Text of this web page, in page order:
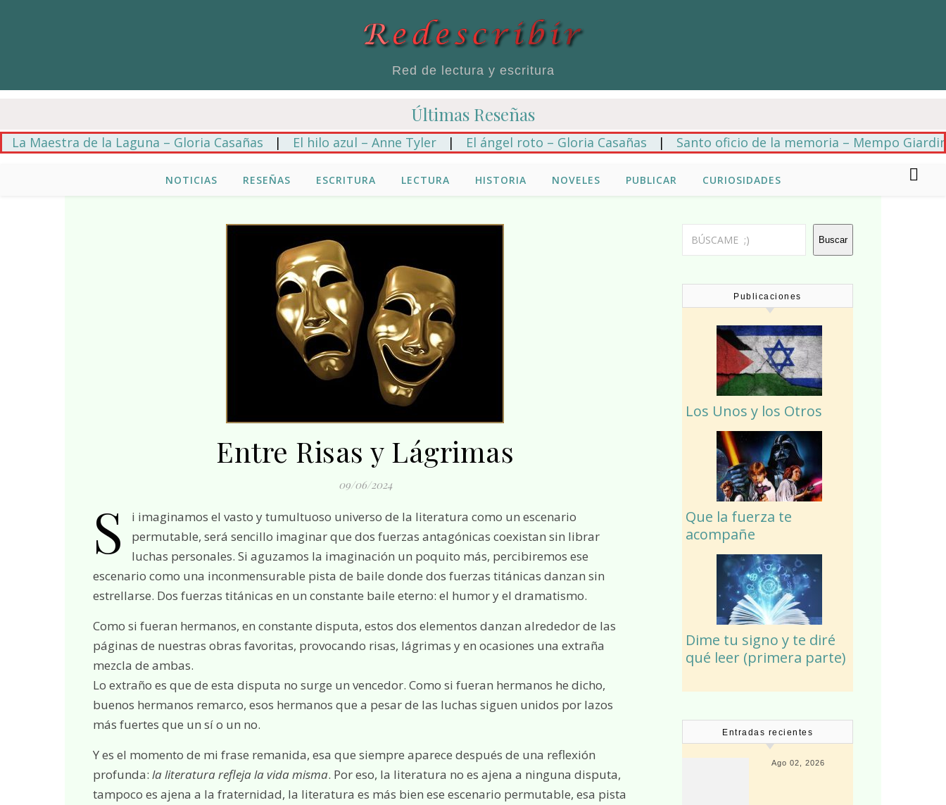
Red de lectura y escritura
Últimas Reseñas
de la Laguna – Gloria Casañas | El hilo azul – Anne Tyler | El ángel roto – Gloria Casañas | Santo oficio de la memoria – Mempo Giardinelli |
NOTICIAS RESEÑAS ESCRITURA LECTURA HISTORIA NOVELES PUBLICAR CURIOSIDADES
Entre Risas y Lágrimas
09/06/2024
S
i imaginamos el vasto y tumultuoso universo de la literatura como un escenario
permutable, será sencillo imaginar que dos fuerzas antagónicas coexistan sin librar
luchas personales. Si aguzamos la imaginación un poquito más, percibiremos ese
escenario como una inconmensurable pista de baile donde dos fuerzas titánicas danzan sin
estrellarse. Dos fuerzas titánicas en un constante baile eterno: el humor y el dramatismo.
Como si fueran hermanos, en constante disputa, estos dos elementos danzan alrededor de las
páginas de nuestras obras favoritas, provocando risas, lágrimas y en ocasiones una extraña
mezcla de ambas.
Lo extraño es que de esta disputa no surge un vencedor. Como si fueran hermanos he dicho,
buenos hermanos remarco, esos hermanos que a pesar de las luchas siguen unidos por lazos
más fuertes que un sí o un no.
Y es el momento de mi frase remanida, esa que siempre aparece después de una reflexión
profunda: la literatura refleja la vida misma. Por eso, la literatura no es ajena a ninguna disputa,
tampoco es ajena a la fraternidad, la literatura es más bien ese escenario permutable, esa pista
Buscar
Buscar
Publicaciones
Los Unos y los Otros
Que la fuerza te
acompañe
Dime tu signo y te diré
qué leer (primera parte)
Entradas recientes
Ago 02, 2026